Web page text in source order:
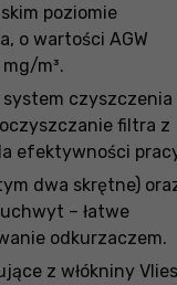
poziomie
o wartości AGW
m³.
system
filtra z
efektywności
dwa skrętne)
– łatwe
odkurzaczem.
z włókniny